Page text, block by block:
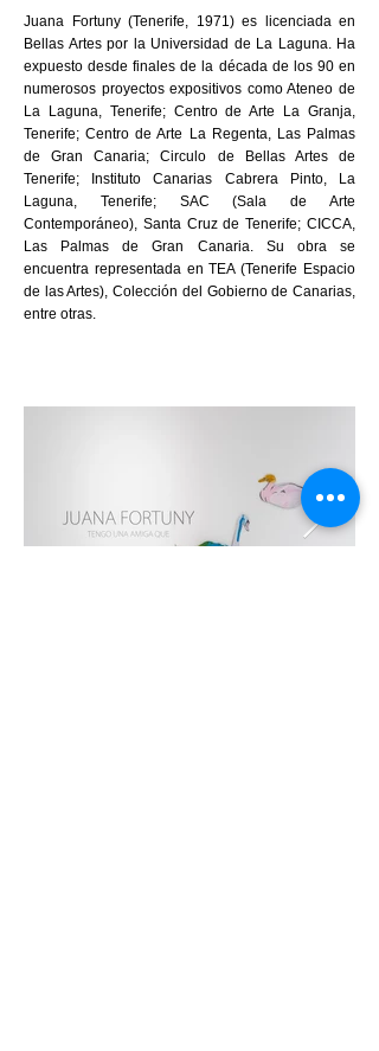
Juana Fortuny (Tenerife, 1971) es licenciada en
Bellas Artes por la Universidad de La Laguna. Ha
expuesto desde finales de la década de los 90 en
numerosos proyectos expositivos como Ateneo de
La Laguna, Tenerife; Centro de Arte La Granja,
Tenerife; Centro de Arte La Regenta, Las Palmas
de Gran Canaria; Circulo de Bellas Artes de
Tenerife; Instituto Canarias Cabrera Pinto, La
Laguna, Tenerife; SAC (Sala de Arte
Contemporáneo), Santa Cruz de Tenerife; CICCA,
Las Palmas de Gran Canaria. Su obra se
encuentra representada en TEA (Tenerife Espacio
de las Artes), Colección del Gobierno de Canarias,
entre otras.